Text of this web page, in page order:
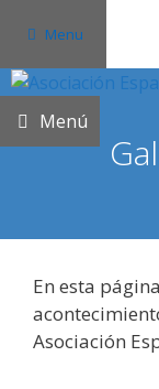
contenido
Menu
Menú
En esta
Asociación